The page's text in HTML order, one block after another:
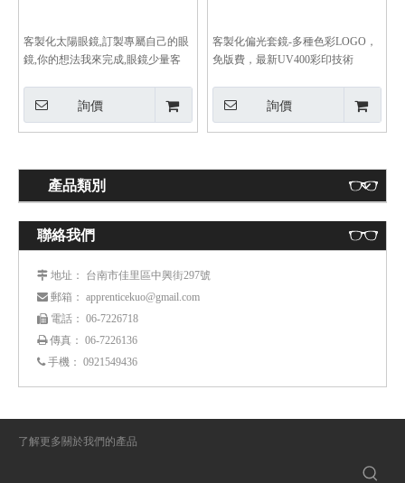
客製化太陽眼鏡,訂製專屬自己的眼
鏡,你的想法我來完成,眼鏡少量客
詢價
客製化偏光套鏡-多種色彩LOGO，
免版費，最新UV400彩印技術
詢價
產品類別
聯絡我們
 地址 ： 台南市佳里區中興街297號
 郵箱 ： apprenticekuo@gmail.com
 電話 ： 06-7226718
傳真： 06-7226136
 手機： 0921549436
了解更多關於我們的產品